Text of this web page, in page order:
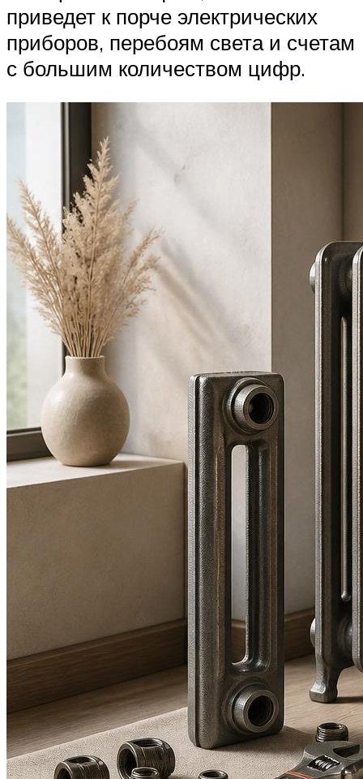
приведет к порче электрических
приборов, перебоям света и счетам
с большим количеством цифр.